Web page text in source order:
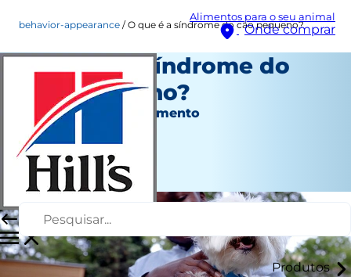
Alimentos para o seu animal
Onde comprar
Produtos
behavior-appearance O que é a síndrome do cão pequeno?
O que é a síndrome do
cão pequeno?
Aspeto e comportamento
Autor da equipe
|
Janeiro 08, 2024